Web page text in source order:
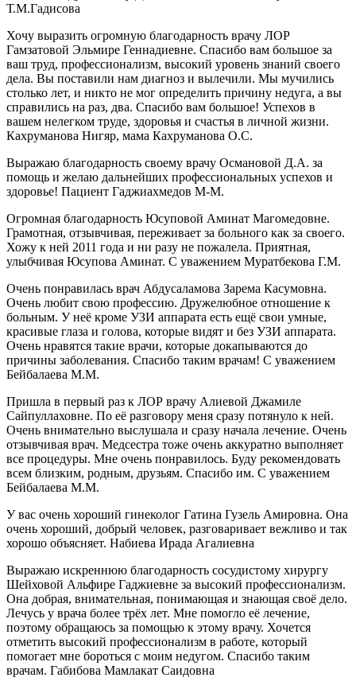
Т.М.Гадисова
Хочу выразить огромную благодарность врачу ЛОР
Гамзатовой Эльмире Геннадиевне. Спасибо вам большое за
ваш труд, профессионализм, высокий уровень знаний своего
дела. Вы поставили нам диагноз и вылечили. Мы мучились
столько лет, и никто не мог определить причину недуга, а вы
справились на раз, два. Спасибо вам большое! Успехов в
вашем нелегком труде, здоровья и счастья в личной жизни.
Кахруманова Нигяр, мама Кахруманова О.С.
Выражаю благодарность своему врачу Османовой Д.А. за
помощь и желаю дальнейших профессиональных успехов и
здоровье! Пациент Гаджиахмедов М-М.
Огромная благодарность Юсуповой Аминат Магомедовне.
Грамотная, отзывчивая, переживает за больного как за своего.
Хожу к ней 2011 года и ни разу не пожалела. Приятная,
улыбчивая Юсупова Аминат. С уважением Муратбекова Г.М.
Очень понравилась врач Абдусаламова Зарема Касумовна.
Очень любит свою профессию. Дружелюбное отношение к
больным. У неё кроме УЗИ аппарата есть ещё свои умные,
красивые глаза и голова, которые видят и без УЗИ аппарата.
Очень нравятся такие врачи, которые докапываются до
причины заболевания. Спасибо таким врачам! С уважением
Бейбалаева М.М.
Пришла в первый раз к ЛОР врачу Алиевой Джамиле
Сайпуллаховне. По её разговору меня сразу потянуло к ней.
Очень внимательно выслушала и сразу начала лечение. Очень
отзывчивая врач. Медсестра тоже очень аккуратно выполняет
все процедуры. Мне очень понравилось. Буду рекомендовать
всем близким, родным, друзьям. Спасибо им. С уважением
Бейбалаева М.М.
У вас очень хороший гинеколог Гатина Гузель Амировна. Она
очень хороший, добрый человек, разговаривает вежливо и так
хорошо объясняет. Набиева Ирада Агалиевна
Выражаю искреннюю благодарность сосудистому хирургу
Шейховой Альфире Гаджиевне за высокий профессионализм.
Она добрая, внимательная, понимающая и знающая своё дело.
Лечусь у врача более трёх лет. Мне помогло её лечение,
поэтому обращаюсь за помощью к этому врачу. Хочется
отметить высокий профессионализм в работе, который
помогает мне бороться с моим недугом. Спасибо таким
врачам. Габибова Мамлакат Саидовна